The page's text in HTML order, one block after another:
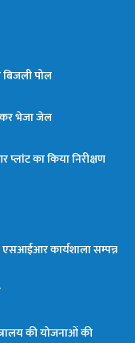
बिजली पोल
कर भेजा जेल
प्लांट का किया निरीक्षण
एसआईआर कार्यशाला सम्पन्न
की योजनाओं की